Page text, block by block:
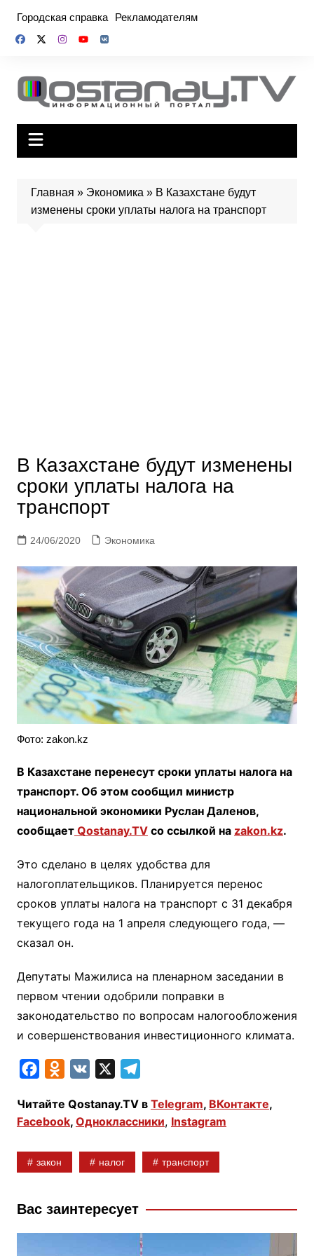
содержимому
Городская справка Рекламодателям
Главная » Экономика » В Казахстане будут
изменены сроки уплаты налога на транспорт
В Казахстане будут изменены
сроки уплаты налога на
транспорт
24/06/2020 Экономика
Фото: zakon.kz
В Казахстане перенесут сроки уплаты налога на
транспорт. Об этом сообщил министр
национальной экономики Руслан Даленов,
сообщаетQostanay.TVсо ссылкой на zakon.kz.
Это сделано в целях удобства для
налогоплательщиков. Планируется перенос
сроков уплаты налога на транспорт с 31 декабря
текущего года на 1 апреля следующего года, —
сказал он.
Депутаты Мажилиса на пленарном заседании в
первом чтении одобрили поправки в
законодательство по вопросам налогообложения
и совершенствования инвестиционного климата.
c
e
o
k
n
o
s
l
e
m
Читайте Qostanay.TV в Telegram, ВКонтакте,
Facebook, Одноклассники, Instagram
закон налог транспорт
Вас заинтересует